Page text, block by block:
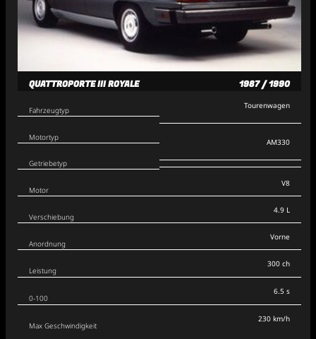
QUATTROPORTE III ROYALE 1987 / 1990
Fahrzeugtyp
Motortyp
Getriebetyp
Tourenwagen
AM330
Motor
Verschiebung
Anordnung
V8
4.9 L
Vorne
Leistung
0-100
Max Geschwindigkeit
300 ch
6.5 s
230 km/h